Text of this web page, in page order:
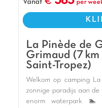
Vanaf
per
La Pinède de
Grimaud (7
Saint-Tropez)
Welkom op camping
zonnige paradijs aan
enorm waterpark